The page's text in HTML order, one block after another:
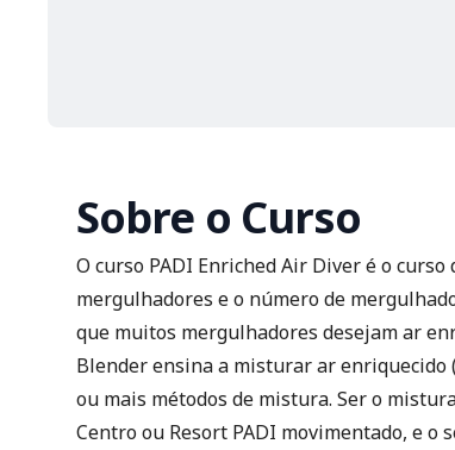
Sobre o Curso
O curso PADI Enriched Air Diver é o
mergulhadores e o número de
que muitos mergulhadores desejam ar
Blender ensina a misturar ar enriquecido
ou mais métodos de mistura. Ser o
Centro ou Resort PADI movimentado, e o